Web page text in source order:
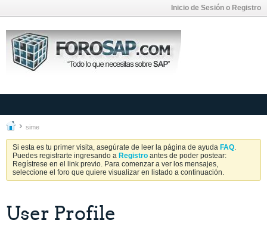
Inicio de Sesión o Registro
sime
Si esta es tu primer visita, asegúrate de leer la página de ayuda FAQ.
Puedes registrarte ingresando a Registro antes de poder postear:
Regístrese en el link previo. Para comenzar a ver los mensajes,
seleccione el foro que quiere visualizar en listado a continuación.
User Profile